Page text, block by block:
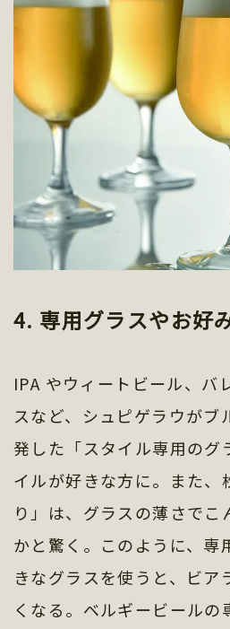
4. 専用グラスやお好
IPA やウィートビール、バ
スなど、シュピゲラウがブ
発した「スタイル専用のグ
イルが好きな方に。また、
り」は、グラスの薄さでこ
かと驚く。このように、専
きなグラスを使うと、ビア
くなる。ベルギービールの